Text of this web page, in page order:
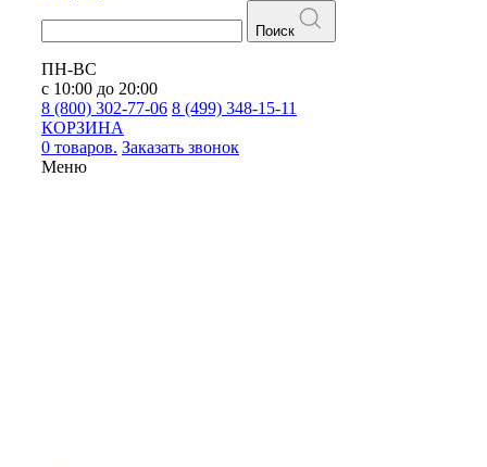
Поиск
ПН-ВС
с 10:00 до 20:00
8 (800) 302-77-06 8 (499) 348-15-11
КОРЗИНА
0 товаров. Заказать звонок
Меню